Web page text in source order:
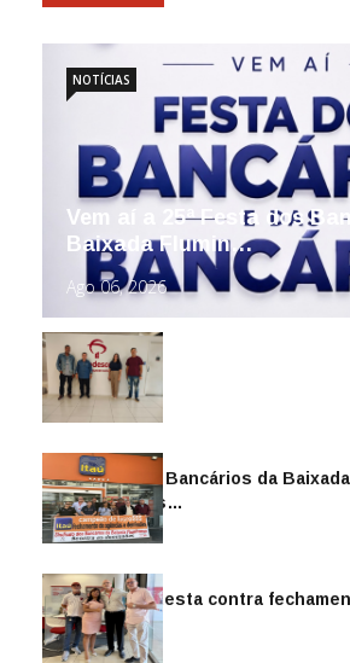
Vem aí a 25ª Festa dos
Baixada Flumin…
Ago 06, 2026
NOTÍCIAS
Sindicato dos Bancários da
reintegra mais…
Jul 14, 2026
Sindicato protesta contra
as demiss…
Mai 13, 2026